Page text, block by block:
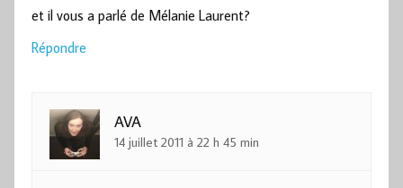
et il vous a parlé de Mélanie Laurent?
Répondre
AVA
14 juillet 2011 à 22 h 45 min